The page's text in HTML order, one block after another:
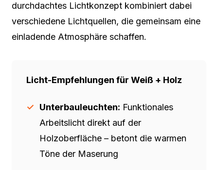
durchdachtes Lichtkonzept kombiniert dabei
verschiedene Lichtquellen, die gemeinsam eine
einladende Atmosphäre schaffen.
Licht-Empfehlungen für Weiß + Holz
Unterbauleuchten: Funktionales
Arbeitslicht direkt auf der
Holzoberfläche – betont die warmen
Töne der Maserung